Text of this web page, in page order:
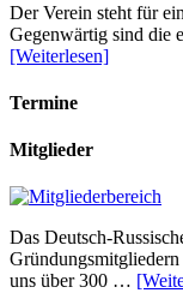
Der Verein steht für
Gegenwärtig sind die
[Weiterlesen]
Termine
Mitglieder
Das Deutsch-
uns über 300 …